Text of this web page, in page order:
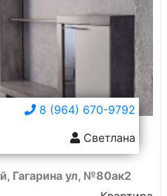
8 (964) 670-9792
Светлана
Гагарина ул, №80ак2